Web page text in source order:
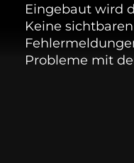
Eingebaut wird
Keine
Probleme mit